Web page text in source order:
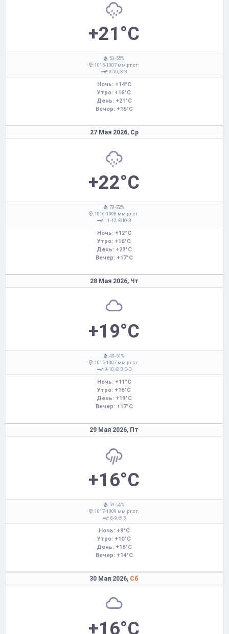
+21°C
: 53-55%
: 1015-1007 мм рт.ст.
: 9-10,
З
Ночь: +14°C
Утро: +16°C
День: +21°C
Вечер: +16°C
27 Мая 2026, Ср
+22°C
: 70-72%
: 1016-1008 мм рт.ст.
: 11-12,
Ю-З
Ночь: +12°C
Утро: +16°C
День: +22°C
Вечер: +17°C
28 Мая 2026, Чт
+19°C
: 49-51%
: 1015-1007 мм рт.ст.
: 9-10,
З,Ю-З
Ночь: +11°C
Утро: +16°C
День: +19°C
Вечер: +17°C
29 Мая 2026, Пт
+16°C
: 53-55%
: 1017-1009 мм рт.ст.
: 8-9,
З
Ночь: +9°C
Утро: +10°C
День: +16°C
Вечер: +14°C
30 Мая 2026, Сб
+16°C